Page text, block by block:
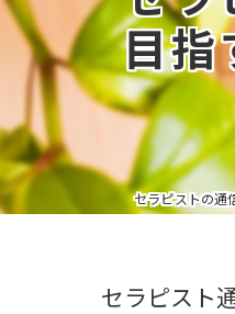
ベビー・
セット講
目指
セラピストの通
セラピスト